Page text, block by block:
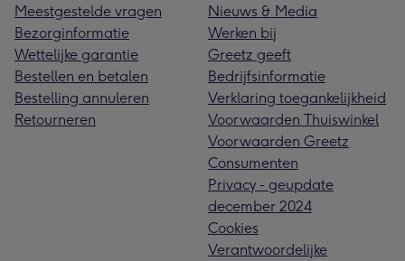
Meestgestelde vragen
Bezorginformatie
Wettelijke garantie
Bestellen en betalen
Bestelling annuleren
Retourneren
Nieuws & Media
Werken bij
Greetz geeft
Bedrijfsinformatie
Verklaring toegankelijkheid
Voorwaarden Thuiswinkel
Voorwaarden Greetz
Consumenten
Privacy - geupdate
december 2024
Cookies
Verantwoordelijke